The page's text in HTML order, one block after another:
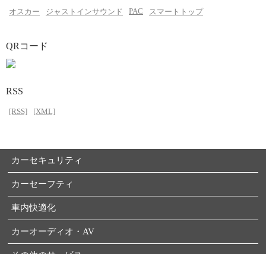
オスカー
ジャストインサウンド PAC スマートトップ
QRコード
RSS
[RSS] [XML]
カーセキュリティ
カーセーフティ
車内快適化
カーオーディオ・AV